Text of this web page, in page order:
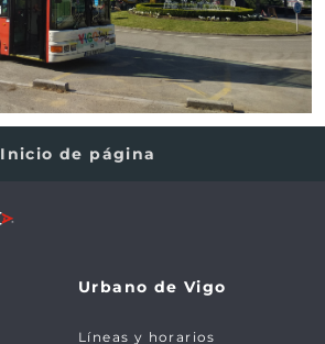
Inicio de página
Urbano de Vigo
Líneas y horarios